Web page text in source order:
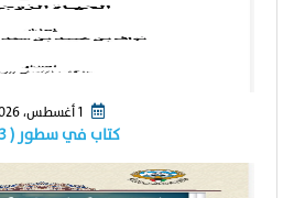
1 أغسطس، 2026
كتاب في سطور ( ٢٧٣…